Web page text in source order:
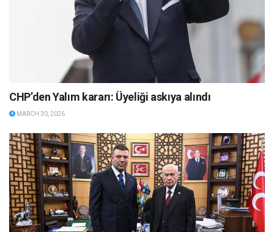
CHP’den Yalım kararı: Üyeliği askıya alındı
MARCH 30, 2026